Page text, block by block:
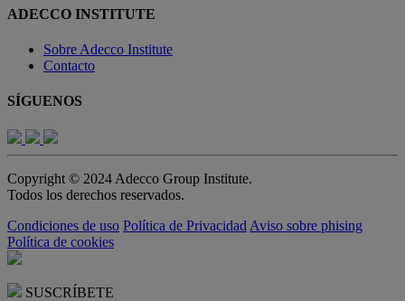
ADECCO INSTITUTE
Sobre Adecco Institute
Contacto
SÍGUENOS
Copyright © 2024 Adecco Group Institute.
Todos los derechos reservados.
Condiciones de uso Política de Privacidad Aviso sobre phising
Política de cookies
SUSCRÍBETE